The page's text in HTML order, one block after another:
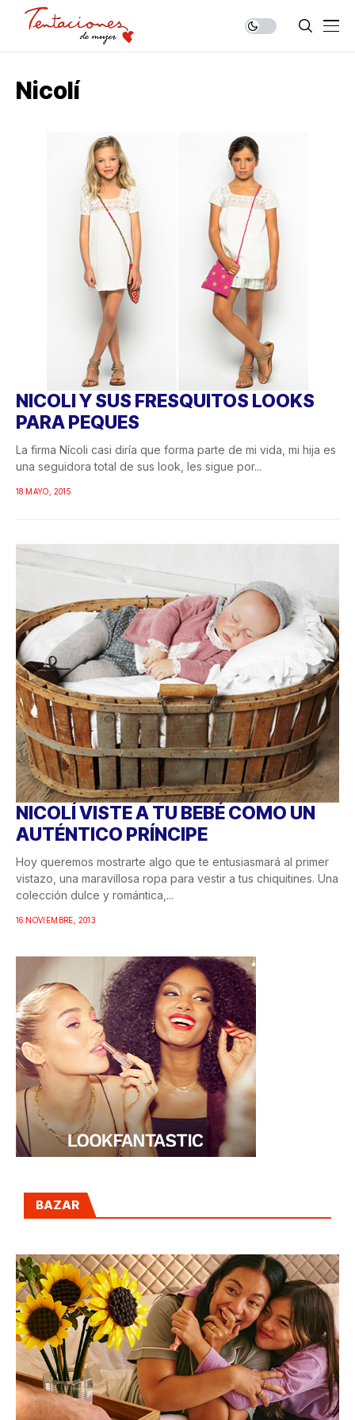
Nicolí
NICOLI Y SUS FRESQUITOS LOOKS
PARA PEQUES
La firma Nícoli casi diría que forma parte de mi vida, mi hija es
una seguidora total de sus look, les sigue por...
18 MAYO, 2015
NICOLÍ VISTE A TU BEBÉ COMO UN
AUTÉNTICO PRÍNCIPE
Hoy queremos mostrarte algo que te entusiasmará al primer
vistazo, una maravillosa ropa para vestir a tus chiquitines. Una
colección dulce y romántica,...
16 NOVIEMBRE, 2013
BAZAR